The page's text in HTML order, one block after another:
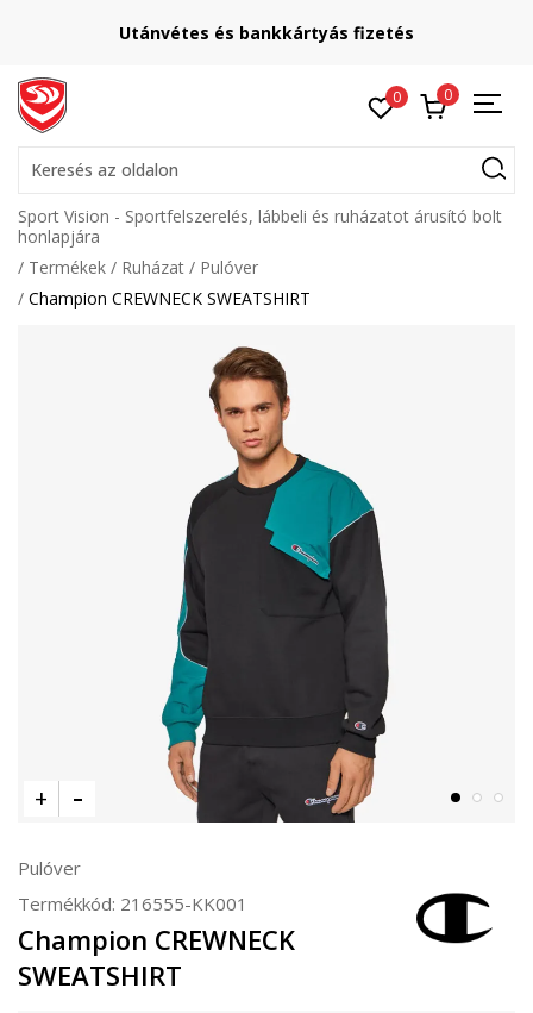
Utánvétes és bankkártyás fizetés
0 0
Keresés az oldalon
Sport Vision - Sportfelszerelés, lábbeli és ruházatot árusító bolt
honlapjára
Termékek
Ruházat
Pulóver
Champion CREWNECK SWEATSHIRT
Pulóver
Termékkód: 216555-KK001
Champion CREWNECK
SWEATSHIRT